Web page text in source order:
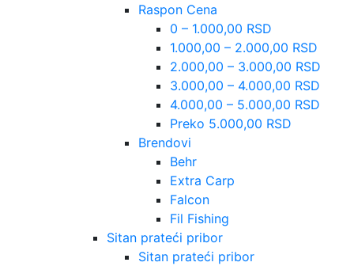
Raspon Cena
0 – 1.000,00 RSD
1.000,00 – 2.000,00 RSD
2.000,00 – 3.000,00 RSD
3.000,00 – 4.000,00 RSD
4.000,00 – 5.000,00 RSD
Preko 5.000,00 RSD
Brendovi
Behr
Extra Carp
Falcon
Fil Fishing
Sitan prateći pribor
Sitan prateći pribor